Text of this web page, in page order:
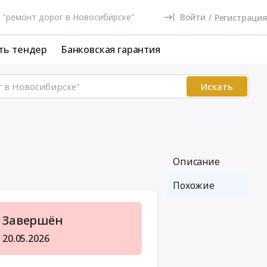
Войти / Регистрация
тендер Банковская гарантия
Искать
Завершён
20.05.2026
Описание
Похожие